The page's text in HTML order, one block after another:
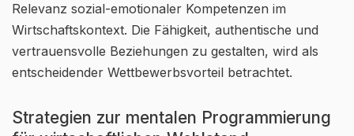
Relevanz sozial-emotionaler Kompetenzen im
Wirtschaftskontext. Die Fähigkeit, authentische und
vertrauensvolle Beziehungen zu gestalten, wird als
entscheidender Wettbewerbsvorteil betrachtet.
Strategien zur mentalen Programmierung